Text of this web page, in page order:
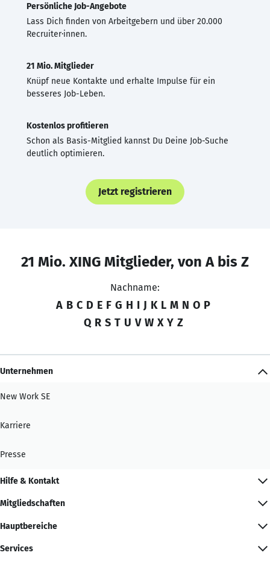
Persönliche Job-Angebote
Lass Dich finden von Arbeitgebern und über 20.000
Recruiter·innen.
21 Mio. Mitglieder
Knüpf neue Kontakte und erhalte Impulse für ein
besseres Job-Leben.
Kostenlos profitieren
Schon als Basis-Mitglied kannst Du Deine Job-Suche
deutlich optimieren.
Jetzt registrieren
21 Mio. XING Mitglieder, von A bis Z
Nachname:
A B C D E F G H I J K L M N O P
Q R S T U V W X Y Z
Unternehmen
New Work SE
Karriere
Presse
Hilfe & Kontakt
Mitgliedschaften
Hauptbereiche
Services